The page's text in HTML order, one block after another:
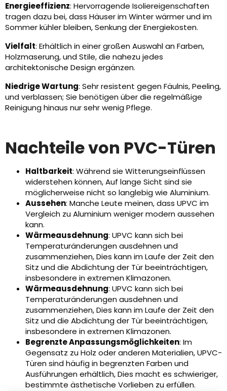
Energieeffizienz: Hervorragende Isoliereigenschaften
tragen dazu bei, dass Häuser im Winter wärmer und im
Sommer kühler bleiben, Senkung der Energiekosten.
Vielfalt: Erhältlich in einer großen Auswahl an Farben,
Holzmaserung, und Stile, die nahezu jedes
architektonische Design ergänzen.
Niedrige Wartung: Sehr resistent gegen Fäulnis, Peeling,
und verblassen; Sie benötigen über die regelmäßige
Reinigung hinaus nur sehr wenig Pflege.
Nachteile von PVC-Türen
Haltbarkeit: Während sie Witterungseinflüssen
widerstehen können, Auf lange Sicht sind sie
möglicherweise nicht so langlebig wie Aluminium.
Aussehen: Manche Leute meinen, dass UPVC im
Vergleich zu Aluminium weniger modern aussehen
kann.
Wärmeausdehnung: UPVC kann sich bei
Temperaturänderungen ausdehnen und
zusammenziehen, Dies kann im Laufe der Zeit den
Sitz und die Abdichtung der Tür beeinträchtigen,
insbesondere in extremen Klimazonen.
Wärmeausdehnung: UPVC kann sich bei
Temperaturänderungen ausdehnen und
zusammenziehen, Dies kann im Laufe der Zeit den
Sitz und die Abdichtung der Tür beeinträchtigen,
insbesondere in extremen Klimazonen.
Begrenzte Anpassungsmöglichkeiten: Im
Gegensatz zu Holz oder anderen Materialien, UPVC-
Türen sind häufig in begrenzten Farben und
Ausführungen erhältlich, Dies macht es schwieriger,
bestimmte ästhetische Vorlieben zu erfüllen.